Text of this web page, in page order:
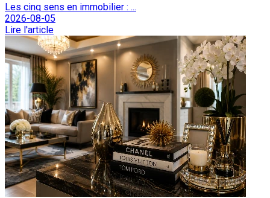
Les cinq sens en immobilier : ...
2026-08-05
Lire l'article